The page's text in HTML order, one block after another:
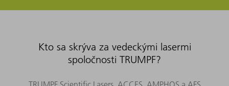
Kto sa skrýva za vedeckými lasermi
spoločnosti TRUMPF?